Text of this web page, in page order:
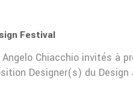
Festival
Chiacchio invités à
Designer(s) du Design